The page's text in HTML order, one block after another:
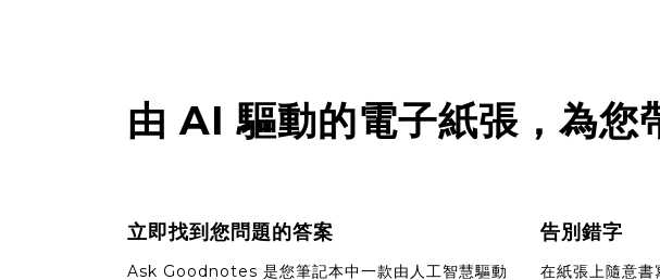
由 AI 驅動的電子紙張，為您
立即找到您問題的答案
Ask Goodnotes 是您筆記本中一款由人工智慧驅動
告別錯字
在紙張上隨意